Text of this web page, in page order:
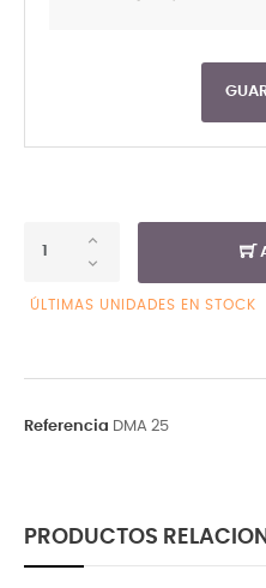
ÚLTIMAS UNIDADES EN STOCK
Referencia DMA 25
PRODUCTOS